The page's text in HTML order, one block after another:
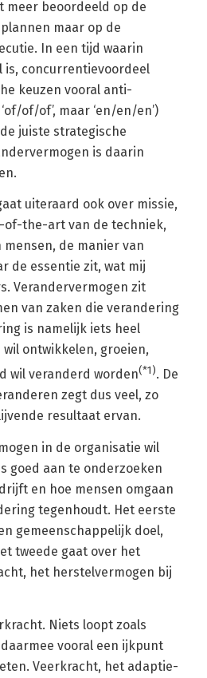
meer beoordeeld op de
maar op de
In een tijd waarin
is, concurrentievoordeel
keuzen vooral anti-
of/of’, maar ‘en/en/en’)
juiste strategische
is daarin
uiteraard ook over missie,
of-the-art van de techniek,
de manier van
de essentie zit, wat mij
Verandervermogen zit
van zaken die verandering
is namelijk iets heel
ontwikkelen, groeien,
wil veranderd worden(*1). De
zegt dus veel, zo
resultaat ervan.
in de organisatie wil
goed aan te onderzoeken
en hoe mensen omgaan
tegenhoudt. Het eerste
gemeenschappelijk doel,
tweede gaat over het
het herstelvermogen bij
Niets loopt zoals
vooral een ijkpunt
Veerkracht, het adaptie-